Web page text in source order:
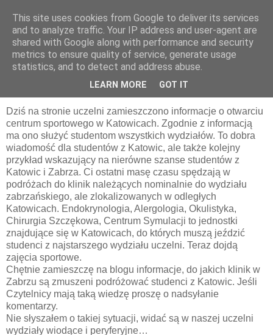
pluskiewicz.blogspot.com
piątek, 24 października 2014
Równi i równiejsi
Dziś na stronie uczelni zamieszczono informacje o otwarciu
centrum sportowego w Katowicach. Zgodnie z informacją
ma ono służyć studentom wszystkich wydziałów. To dobra
wiadomość dla studentów z Katowic, ale także kolejny
przykład wskazujący na nierówne szanse studentów z
Katowic i Zabrza. Ci ostatni masę czasu spędzają w
podróżach do klinik należących nominalnie do wydziału
zabrzańskiego, ale zlokalizowanych w odległych
Katowicach. Endokrynologia, Alergologia, Okulistyka,
Chirurgia Szczękowa, Centrum Symulacji to jednostki
znajdujące się w Katowicach, do których muszą jeździć
studenci z najstarszego wydziału uczelni. Teraz dojdą
zajęcia sportowe.
Chętnie zamieszczę na blogu informacje, do jakich klinik w
Zabrzu są zmuszeni podróżować studenci z Katowic. Jeśli
Czytelnicy mają taką wiedzę proszę o nadsyłanie
komentarzy.
Nie słyszałem o takiej sytuacji, widać są w naszej uczelni
wydziały wiodące i peryferyjne…
This site uses cookies from Google to deliver its services
and to analyze traffic. Your IP address and user-agent are
shared with Google along with performance and security
metrics to ensure quality of service, generate usage
statistics, and to detect and address abuse.
LEARN MORE GOT IT